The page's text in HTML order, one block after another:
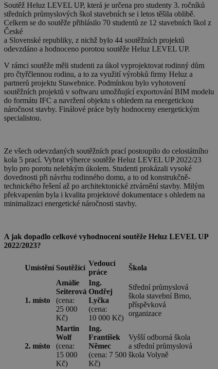
Soutěž Heluz LEVEL UP, která je určena pro studenty 3. ročníků
středních průmyslových škol stavebních se i letos těšila oblibě.
Celkem se do soutěže přihlásilo 70 studentů ze 12 stavebních škol z
České
a Slovenské republiky, z nichž bylo 44 soutěžních projektů
odevzdáno a hodnoceno porotou soutěže Heluz LEVEL UP.
V rámci soutěže měli studenti za úkol vyprojektovat rodinný dům
pro čtyřčlennou rodinu, a to za využití výrobků firmy Heluz a
partnerů projektu Stawebnice. Podmínkou bylo vyhotovení
soutěžních projektů v softwaru umožňující exportování BIM modelu
do formátu IFC a navržení objektu s ohledem na energetickou
náročnost stavby. Finálové práce byly hodnoceny energetickým
specialistou.
Ze všech odevzdaných soutěžních prací postoupilo do celostátního
kola 5 prací. Vybrat výherce soutěže Heluz LEVEL UP 2022/23
bylo pro porotu nelehkým úkolem. Studenti prokázali vysoké
dovednosti při návrhu rodinného domu, a to od konstrukčně-
technického řešení až po architektonické ztvárnění stavby. Milým
překvapením byla i kvalita projektové dokumentace s ohledem na
minimalizaci energetické náročnosti stavby.
A jak dopadlo celkové vyhodnocení soutěže Heluz LEVEL UP
2022/2023?
Umístění Soutěžící
Vedoucí
práce
Škola
1. místo
Amálie
Seiterová
(cena:
25 000
Kč)
Ing.
Ondřej
Lyčka
(cena:
10 000 Kč)
Střední průmyslová
škola stavební Brno,
příspěvková
organizace
2. místo
Martin
Wolf
(cena:
15 000
Kč)
Ing.
František
Němec
(cena: 7 500
Kč)
Vyšší odborná škola
a střední průmyslová
škola Volyně